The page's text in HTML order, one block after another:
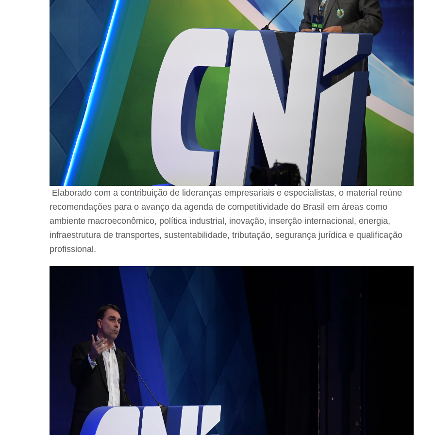
Elaborado com a contribuição de lideranças empresariais e especialistas, o material reúne
recomendações para o avanço da agenda de competitividade do Brasil em áreas como
ambiente macroeconômico, política industrial, inovação, inserção internacional, energia,
infraestrutura de transportes, sustentabilidade, tributação, segurança jurídica e qualificação
profissional.